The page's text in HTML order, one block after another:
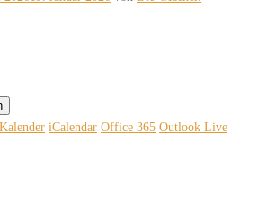
iCalendar Office 365 Outlook Live